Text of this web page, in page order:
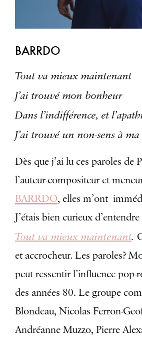
BARRDO
Tout va mieux maintenant
J’ai trouvé mon bonheur
Dans l’indifférence, et
J’ai trouvé un non-sens à
Dès que j’ai lu ces paroles de
l’auteur-compositeur et
BARRDO, elles m’ont
J’étais bien curieux
Tout va mieux maintenant.
et accrocheur. Les paroles?
peut ressentir l’influence pop-
des années 80. Le groupe
Blondeau, Nicolas Ferron-
Andréanne Muzzo, Pierre